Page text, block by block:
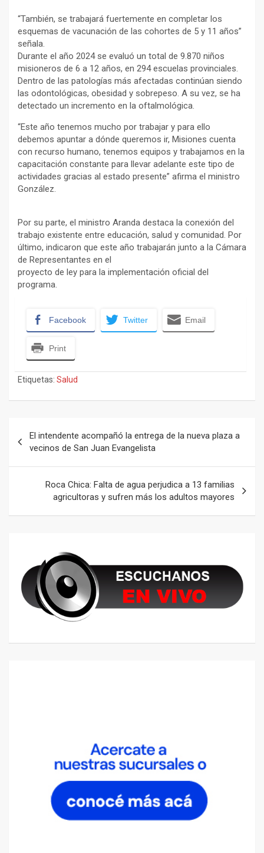
“También, se trabajará fuertemente en completar los
esquemas de vacunación de las cohortes de 5 y 11 años”
señala.
Durante el año 2024 se evaluó un total de 9.870 niños
misioneros de 6 a 12 años, en 294 escuelas provinciales.
Dentro de las patologías más afectadas continúan siendo
las odontológicas, obesidad y sobrepeso. A su vez, se ha
detectado un incremento en la oftalmológica.
“Este año tenemos mucho por trabajar y para ello
debemos apuntar a dónde queremos ir, Misiones cuenta
con recurso humano, tenemos equipos y trabajamos en la
capacitación constante para llevar adelante este tipo de
actividades gracias al estado presente” afirma el ministro
González.
Por su parte, el ministro Aranda destaca la conexión del
trabajo existente entre educación, salud y comunidad. Por
último, indicaron que este año trabajarán junto a la Cámara
de Representantes en el
proyecto de ley para la implementación oficial del
programa.
Facebook Twitter Email
Print
Etiquetas: Salud
de
entradas
El intendente acompañó la entrega de la nueva plaza a
vecinos de San Juan Evangelista
Roca Chica: Falta de agua perjudica a 13 familias
agricultoras y sufren más los adultos mayores